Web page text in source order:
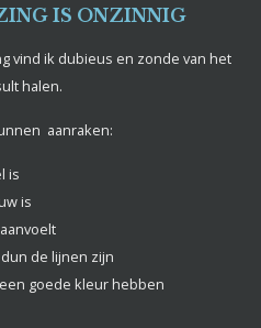
IS ONZINNIG
vind ik dubieus en zonde van het
halen.
aanraken:
is
is
de lijnen zijn
goede kleur hebben